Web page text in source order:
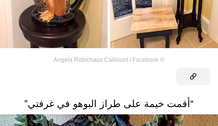
©
Angela Robichaux Caillouet / Facebook
“أقمت خيمة على طراز البوهو في غرفتي”